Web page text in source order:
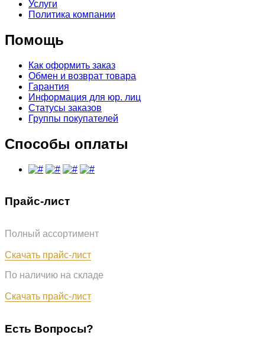
Услуги
Политика компании
Помощь
Как оформить заказ
Обмен и возврат товара
Гарантия
Информация для юр. лиц
Статусы заказов
Группы покупателей
Способы оплаты
Прайс-лист
Полный ассортимент
Скачать прайс-лист
По наличию на складе
Скачать прайс-лист
Есть Вопросы?